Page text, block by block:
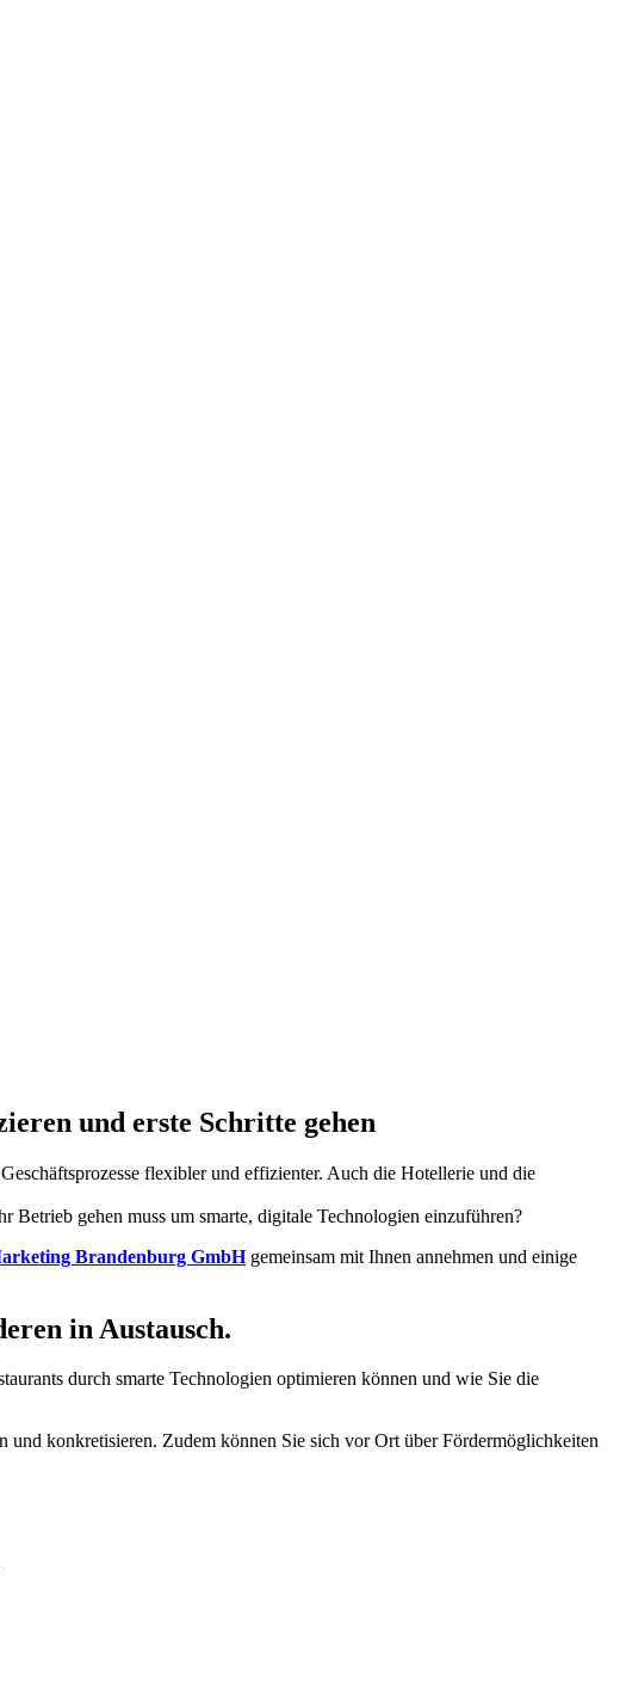
und erste Schritte gehen
flexibler und effizienter. Auch die Hotellerie und die
gehen muss um smarte, digitale Technologien einzuführen?
Brandenburg GmbHgemeinsam mit Ihnen annehmen und einige
in Austausch.
durch smarte Technologien optimieren können und wie Sie die
konkretisieren. Zudem können Sie sich vor Ort über Fördermöglichkeiten